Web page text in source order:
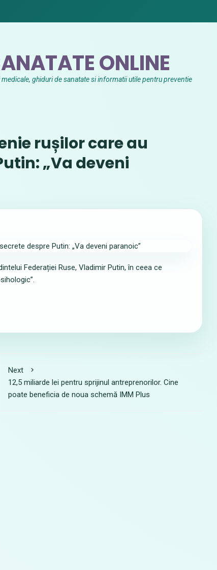
ONLINE
medicale, ghiduri de sanatate si informatii utile pentru preventie
rușilor care au
„Va deveni
Federației Ruse, Vladimir Putin, în ceea ce
Next
12,5 miliarde lei pentru sprijinul antreprenorilor. Cine
poate beneficia de noua schemă IMM Plus